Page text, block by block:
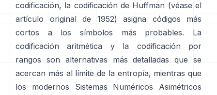
codificación, la codificación de Huffman (véase el
artículo original de
1952) asigna códigos más
cortos a los símbolos más probables. La
codificación aritmética
y la
codificación por
rangos son alternativas más detalladas que se
acercan más al límite de la entropía, mientras que
los modernos
Sistemas Numéricos Asimétricos